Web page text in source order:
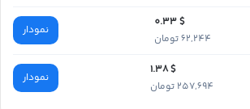
$ 0.33
62,244 تومان
نمودار
$ 1.38
257,694 تومان
نمودار